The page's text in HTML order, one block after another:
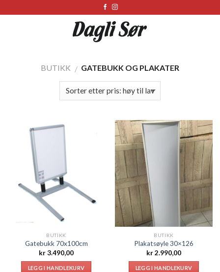
to
BUTIKK / GATEBUKK OG PLAKATER
BUTIKK
Gatebukk 70x100cm
kr3.490,00
LEGG I HANDLEKURV
BUTIKK
Plakatsøyle 30×126
kr2.990,00
LEGG I HANDLEKURV